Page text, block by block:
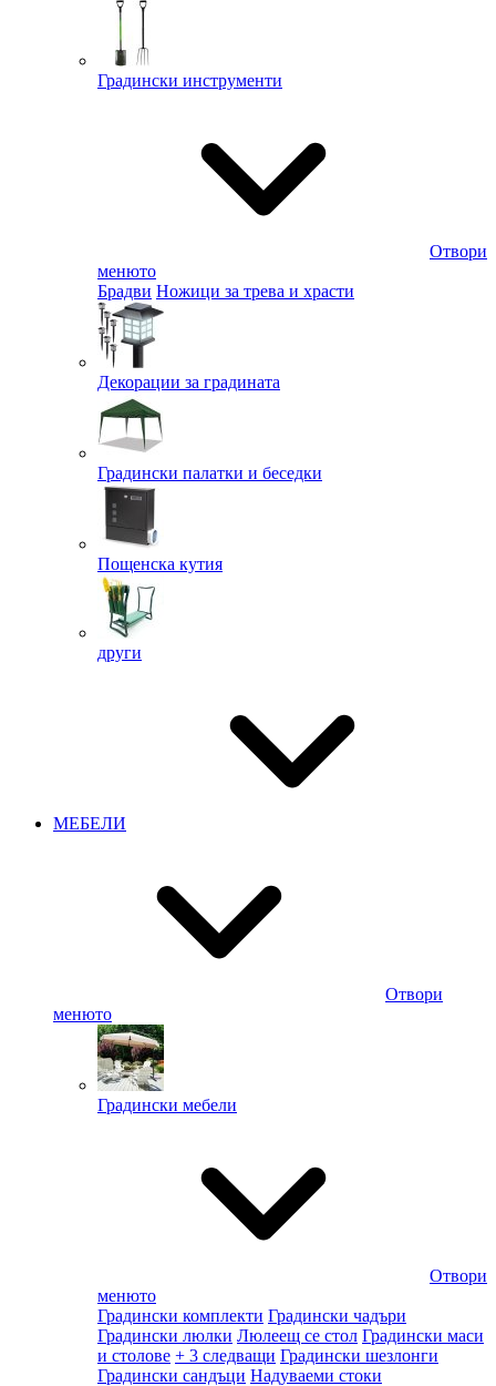
Градински инструменти
Отвори
менюто
Брадви Ножици за трева и храсти
Декорации за градината
Градински палатки и беседки
Пощенска кутия
други
МЕБЕЛИ
Отвори
менюто
Градински мебели
Отвори
менюто
Градински комплекти Градински чадъри
Градински люлки Люлеещ се стол Градински маси
и столове + 3 следващи Градински шезлонги
Градински сандъци Надуваеми стоки